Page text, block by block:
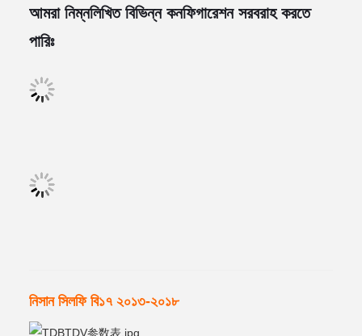
আমরা নিম্নলিখিত বিভিন্ন কনফিগারেশন সরবরাহ করতে
পারিঃ
নিসান সিলফি বি১৭ ২০১৩-২০১৮